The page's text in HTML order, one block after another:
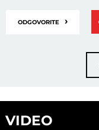
ODGOVORITE ›
VIDEO